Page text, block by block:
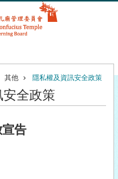
其他 隱私權及資訊安全政策
安全政策
告